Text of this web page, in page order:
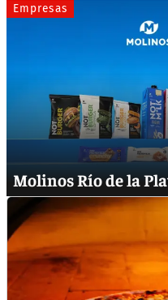
Empresas
Molinos Río de la